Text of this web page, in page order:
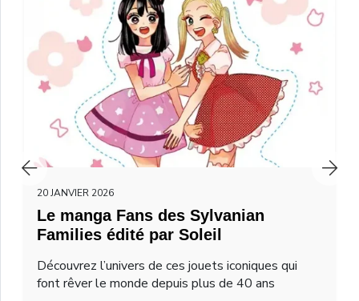
20 JANVIER 2026
Le manga Fans des Sylvanian
Families édité par Soleil
Découvrez l’univers de ces jouets iconiques qui
font rêver le monde depuis plus de 40 ans